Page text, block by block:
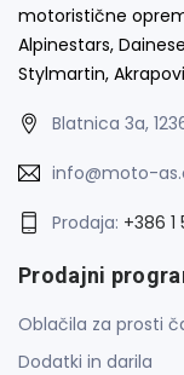
motoristične
Alpinestars,
Stylmartin,
Blatnica 3a,
info@moto-
Prodaja: +386 1
Prodajni
Oblačila za prosti
Dodatki in darila